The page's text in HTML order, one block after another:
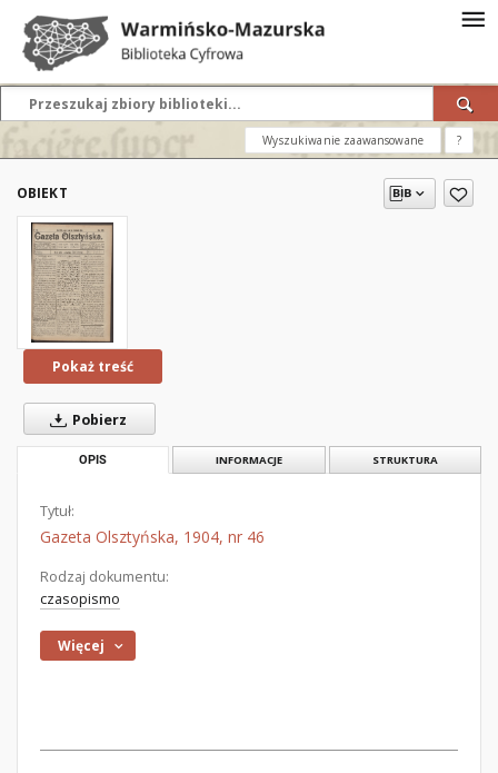
Wyszukiwanie zaawansowane ?
OBIEKT
Pokaż treść
Pobierz
OPIS INFORMACJE STRUKTURA
Tytuł:
Gazeta Olsztyńska, 1904, nr 46
Rodzaj dokumentu:
czasopismo
Więcej